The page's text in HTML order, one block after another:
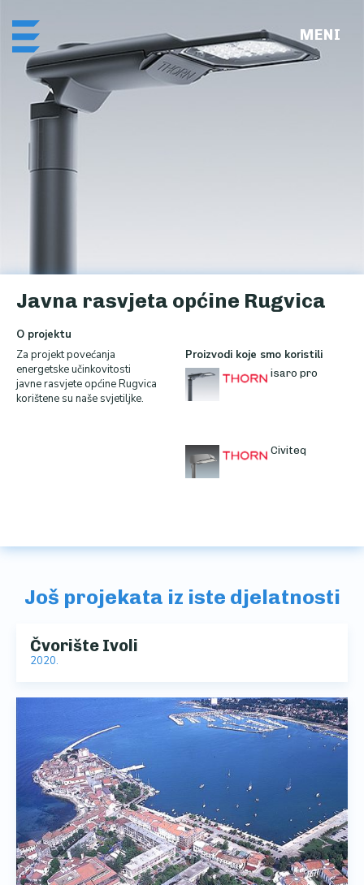
content
Javna rasvjeta općine Rugvica
O projektu
Za projekt povećanja
energetske učinkovitosti
javne rasvjete općine Rugvica
korištene su naše svjetiljke.
Proizvodi koje smo koristili
isaro pro
Civiteq
Još projekata iz iste djelatnosti
Čvorište Ivoli
2020.